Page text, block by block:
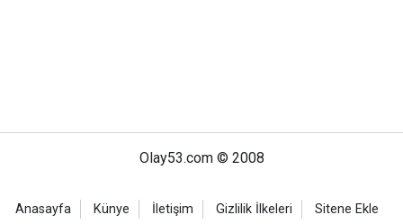
Olay53.com © 2008
Anasayfa Künye İletişim Gizlilik İlkeleri Sitene Ekle